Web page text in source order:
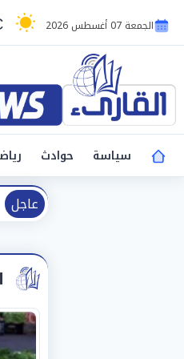
الجمعة 07 أغسطس 2026
سياسة
حوادث
عاجل
صانعة محتوى في